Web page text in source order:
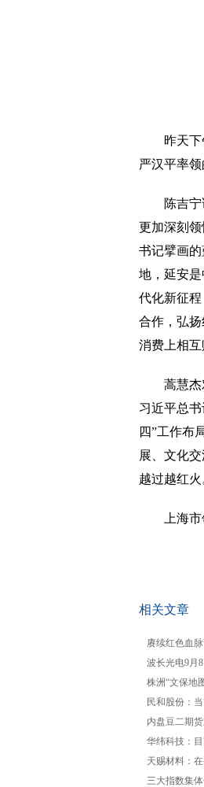
昨天
严汉平率领
陈吉
更加深刻
书记擘画
地，延安
代化新征
合作，弘
消费上相互
蒿慧
习近平总
四”工作布
展、文化
越过越红火
上海
相关文章
赓续红色血
波长光电9月
株洲“文保地
民和股份：
内盘豆二期
粕、不锈钢
华纬科技：
天赐材料：
三大指数集